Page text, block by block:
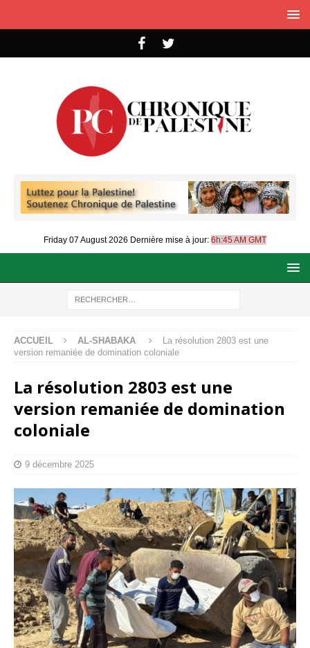
Friday 07 August 2026 Dernière mise à jour: 6h:45 AM GMT
ACCUEIL AL-SHABAKA
La résolution 2803 est une
version remaniée de domination coloniale
La résolution 2803 est une
version remaniée de domination
coloniale
9 décembre 2025